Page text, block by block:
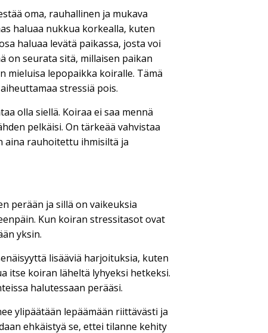
oma, rauhallinen ja mukava
haluaa nukkua korkealla, kuten
haluaa levätä paikassa, josta voi
on seurata sitä, millaisen paikan
mieluisa lepopaikka koiralle. Tämä
stressiä pois.
olla siellä. Koiraa ei saa mennä
pelkäisi. On tärkeää vahvistaa
aina rauhoitettu ihmisiltä ja
perään ja sillä on vaikeuksia
Kun koiran stressitasot ovat
yksin.
lisääviä harjoituksia, kuten
itse koiran läheltä lyhyeksi hetkeksi.
halutessaan perääsi.
ylipäätään lepäämään riittävästi ja
ehkäistyä se, ettei tilanne kehity